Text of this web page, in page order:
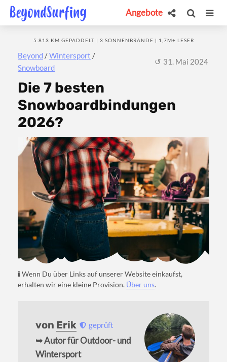
Angebote
Beyond /Wintersport /
Snowboard
5.813 KM GEPADDELT | 3 SONNENBRÄNDE | 1,7M+ LESER
31. Mai 2024
Die 7 besten
Snowboardbindungen
2026?
Wenn Du über Links auf unserer Website einkaufst,
erhalten wir eine kleine Provision. Über uns.
von Erik geprüft
➥ Autor für Outdoor- und
Wintersport